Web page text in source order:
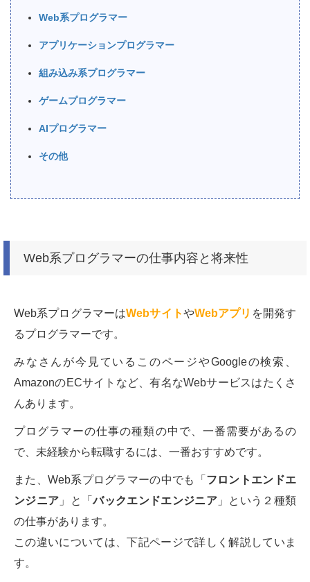
Web系プログラマー
アプリケーションプログラマー
組み込み系プログラマー
ゲームプログラマー
AIプログラマー
その他
Web系プログラマーの仕事内容と将来性
Web系プログラマーはWebサイトやWebアプリ を開発す
るプログラマーです。
みなさんが今見ているこのページやGoogleの検索、
AmazonのECサイトなど、有名なWebサービスはたくさ
んあります。
プログラマーの仕事の種類の中で、一番需要があるの
で、未経験から転職するには、一番おすすめです。
また、Web系プログラマーの中でも「 フロントエンドエ
ンジニア 」と「バックエンドエンジニア 」という２種類
の仕事があります。
この違いについては、下記ページで詳しく解説していま
す。